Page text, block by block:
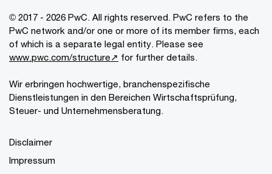
© 2017 - 2026 PwC. All rights reserved. PwC refers to the
PwC network and/or one or more of its member firms, each
of which is a separate legal entity. Please see
www.pwc.com/structure↗ for further details.
Wir erbringen hochwertige, branchenspezifische
Dienstleistungen in den Bereichen Wirtschaftsprüfung,
Steuer- und Unternehmensberatung.
Disclaimer
Impressum